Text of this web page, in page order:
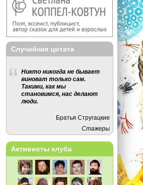
Случайная цитата
Никто никогда не бывает
виноват только сам.
Такими, как мы
становимся, нас делают
люди.
Братья Стругацкие
Стажеры
Активисты клуба